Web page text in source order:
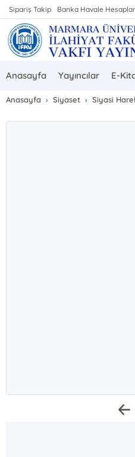
Sipariş Takip Banka Havale
Anasayfa Yayıncılar E-
Anasayfa Siyaset Siyasi